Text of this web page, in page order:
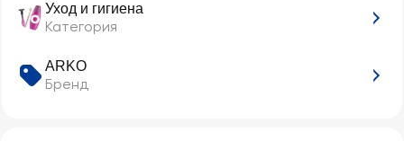
Уход и гигиена
Категория
ARKO
Бренд